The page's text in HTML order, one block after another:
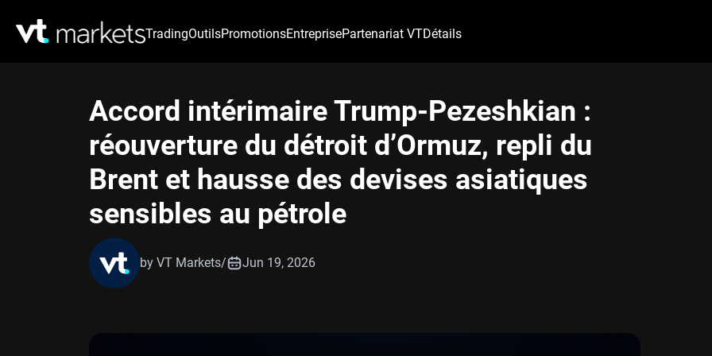
TradingOutilsPromotionsEntreprisePartenariat VTDétails
Accord intérimaire Trump-Pezeshkian :
réouverture du détroit d’Ormuz, repli du
Brent et hausse des devises asiatiques
sensibles au pétrole
by VT Markets/ Jun 19, 2026